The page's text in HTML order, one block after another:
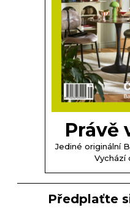
Právě
Jediné originální
Vychází
Předplaťte